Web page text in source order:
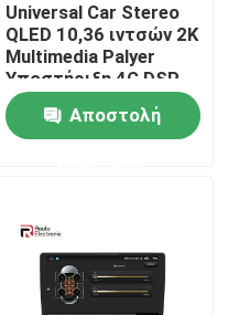
Android
Universal Car Stereo
QLED 10,36 ιντσών 2K
Multimedia Palyer
Υποστήριξη 4G DSP
Ενσωματωμένο
σύστημα προβολής
πουλιών 360
Αποστολή